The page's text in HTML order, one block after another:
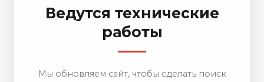
Ведутся технические
работы
Мы обновляем сайт, чтобы сделать поиск